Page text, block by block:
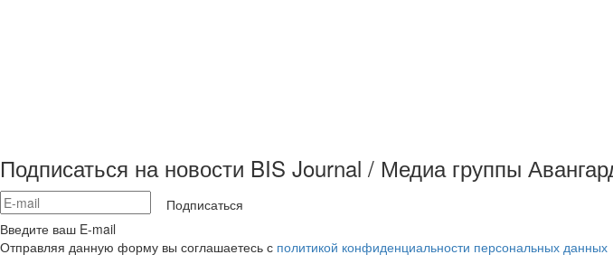
Подписаться на новости BIS Journal / Медиа группы
Подписаться
Введите ваш E-mail
Отправляя данную форму вы соглашаетесь с политикой конфиденциальности персональных данных